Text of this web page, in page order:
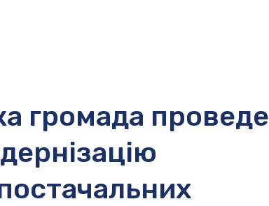
громада проведе